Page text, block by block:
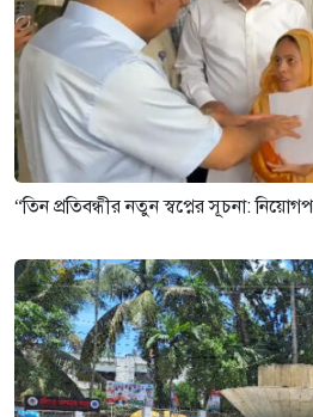
“তিন প্রতিবন্ধীর নতুন স্বপ্নের সূচনা: